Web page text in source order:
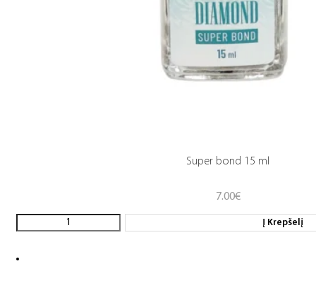
Super bond 15 ml
7.00€
Į Krepšelį